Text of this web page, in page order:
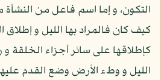
التكون، و إما اسم فاعل من
كيف كان فالمراد بها الليل و إطلاق
كإطلاقها على سائر أجزاء الخلقة و
الليل و وطء الأرض وضع القدم